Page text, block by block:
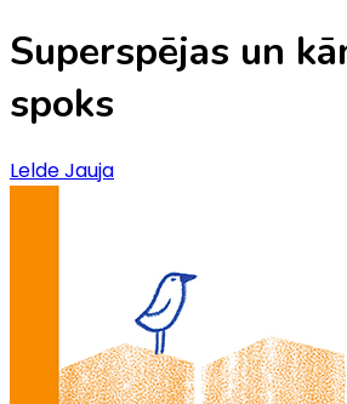
Superspējas un
spoks
Lelde Jauja